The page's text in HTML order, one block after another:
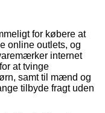
for købere at
online outlets, og
internet
at tvinge
samt til mænd og
tilbyde fragt uden